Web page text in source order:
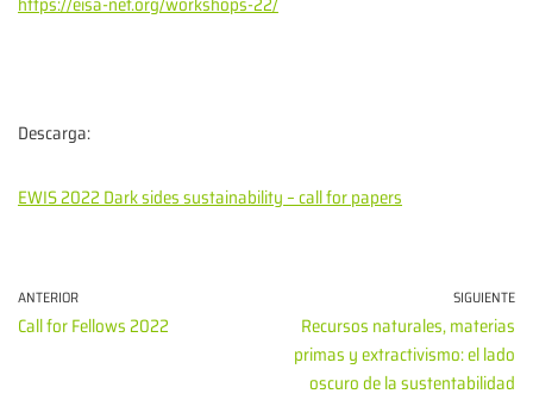
Descarga:
EWIS 2022 Dark sides sustainability – call for papers
ANTERIOR
Call for Fellows 2022
SIGUIENTE
Recursos naturales, materias
primas y extractivismo: el lado
oscuro de la sustentabilidad